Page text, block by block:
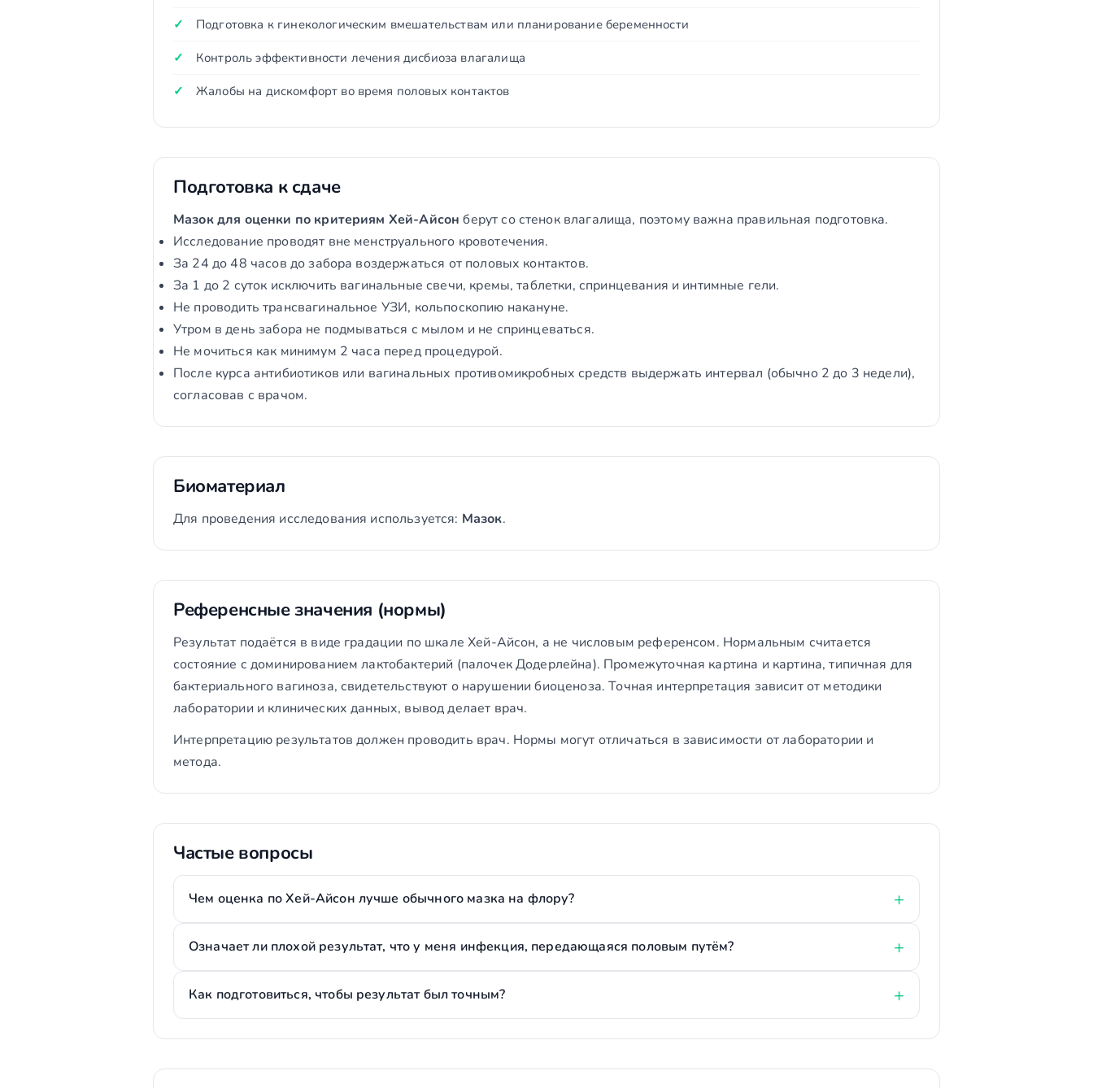
Подготовка к гинекологическим вмешательствам или планирование беременности
Контроль эффективности лечения дисбиоза влагалища
Жалобы на дискомфорт во время половых контактов
Подготовка к сдаче
Мазок для оценки по критериям Хей-Айсон берут со стенок влагалища, поэтому важна правильная подготовка.
Исследование проводят вне менструального кровотечения.
За 24 до 48 часов до забора воздержаться от половых контактов.
За 1 до 2 суток исключить вагинальные свечи, кремы, таблетки, спринцевания и интимные гели.
Не проводить трансвагинальное УЗИ, кольпоскопию накануне.
Утром в день забора не подмываться с мылом и не спринцеваться.
Не мочиться как минимум 2 часа перед процедурой.
После курса антибиотиков или вагинальных противомикробных средств выдержать интервал (обычно 2 до 3 недели),
согласовав с врачом.
Биоматериал
Для проведения исследования используется: Мазок.
Референсные значения (нормы)
Результат подаётся в виде градации по шкале Хей-Айсон, а не числовым референсом. Нормальным считается
состояние с доминированием лактобактерий (палочек Додерлейна). Промежуточная картина и картина, типичная для
бактериального вагиноза, свидетельствуют о нарушении биоценоза. Точная интерпретация зависит от методики
лаборатории и клинических данных, вывод делает врач.
Интерпретацию результатов должен проводить врач. Нормы могут отличаться в зависимости от лаборатории и
метода.
Частые вопросы
Чем оценка по Хей-Айсон лучше обычного мазка на флору?
Означает ли плохой результат, что у меня инфекция, передающаяся половым путём?
Как подготовиться, чтобы результат был точным?